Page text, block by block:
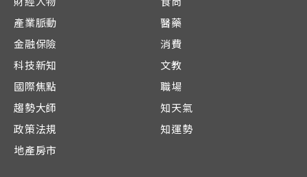
產業脈動
金融保險
科技新知
國際焦點
趨勢大師
政策法規
地產房市
醫藥
消費
文教
職場
知天氣
知運勢